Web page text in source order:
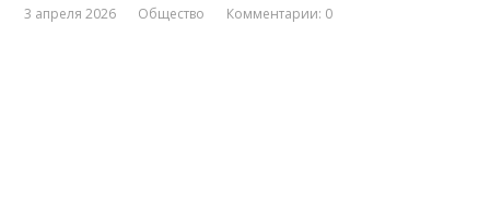
3 апреля 2026 Общество Комментарии: 0